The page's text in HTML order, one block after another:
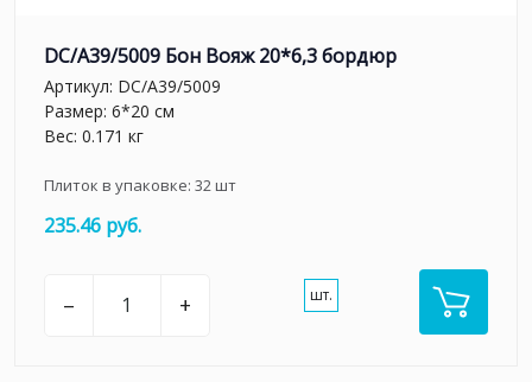
DC/A39/5009 Бон Вояж 20*6,3 бордюр
Артикул: DC/A39/5009
Размер: 6*20 см
Вес: 0.171 кг
Плиток в упаковке: 32шт
235.46 руб.
– + шт.